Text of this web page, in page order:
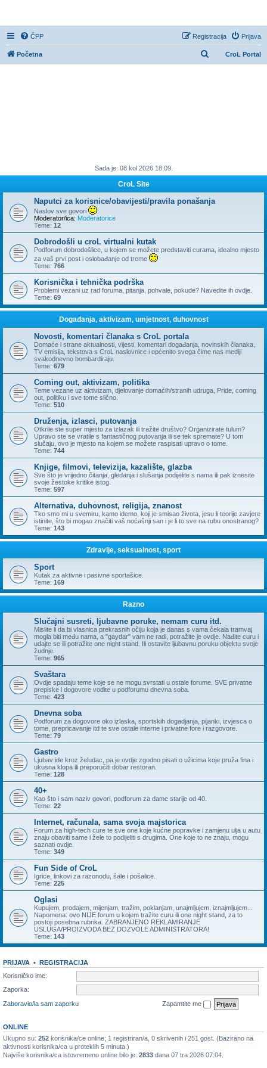
ČPP Prijava
Registracija
CroL Portal
Početna
Sada je: 08 kol 2026 18:09.
CroL Site
Naputci za korisnice/obavijesti/pravila ponašanja
Naslov sve govori
Moderator/ica: Moderatorice
Teme: 12
Dobrodošli u croL virtualni kutak
Podforum dobrodošlice, u kojem se možete predstaviti curama, idealno mjesto
za vaš prvi post i oslobađanje od treme
Teme: 766
Korisnička i tehnička podrška
Problemi vezani uz rad foruma, pitanja, pohvale, pokude? Navedite ih ovdje.
Teme: 69
Događanja, aktivizam, umjetnost, duhovnost
Novosti, komentari članaka s CroL portala
Domaće i strane aktualnosti, vijesti, komentari događanja, novinskih članaka,
TV emisija, tekstova s CroL naslovnice i općenito svega čime nas mediji
svakodnevno bombardiraju.
Teme: 679
Coming out, aktivizam, politika
Teme vezane uz aktivizam, djelovanje domaćih/stranih udruga, Pride, coming
out, politiku i sve tome slično.
Teme: 510
Druženja, izlasci, putovanja
Otkrile ste super mjesto za izlazak ili tražite društvo? Organizirate tulum?
Upravo ste se vratile s fantastičnog putovanja ili se tek spremate? U tom
slučaju, ovo je mjesto na kojem se možete raspisati upravo o tome.
Teme: 744
Knjige, filmovi, televizija, kazalište, glazba
Sve što je vrijedno čitanja, gledanja i slušanja podijelite s nama ili pak iznesite
svoje žestoke kritike istog.
Teme: 597
Alternativa, duhovnost, religija, znanost
Tko smo mi u svemiru, kamo idemo, koji je smisao života, jesu li teorije zavjere
istinite, što bi mogao značiti vaš noćašnji san i je li to sve na rubu onostranog?
Teme: 143
Zdravlje, seksualnost, sport
Sport
Kutak za aktivne i pasivne sportašice.
Teme: 169
Razno
Slučajni susreti, ljubavne poruke, nemam curu itd.
Mislite li da bi vlasnica prekrasnih očiju koja je danas s vama čekala tramvaj
mogla biti među nama, a "gaydar" vam ne radi, potražite je ovdje. Nađite curu i
udajte se ili potražite one night stand. Ili ostavite ljubavnu poruku objektu svoje
žudnje.
Teme: 965
Svaštara
Ovdje spadaju teme koje se ne mogu svrstati u ostale forume. SVE privatne
prepiske i dogovore vodite u podforumu dnevna soba.
Teme: 423
Dnevna soba
Podforum za dogovore oko izlaska, sportskih dogadjanja, pijanki, izvjesca o
tome, prepricavanje itd te sve ostale interne i privatne fore i razgovore.
Teme: 79
Gastro
Ljubav ide kroz želudac, pa je ovdje zgodno pisati o užicima koje pruža fina i
ukusna klopa ili preporučiti dobar restoran.
Teme: 128
40+
Kao što i sam naziv govori, podforum za dame starije od 40.
Teme: 22
Internet, računala, sama svoja majstorica
Forum za high-tech cure te sve one koje kućne popravke i zamjenu ulja u autu
znaju obaviti same i žele to podijeliti s drugima. One koje to ne znaju, mogu
saznati ovdje.
Teme: 349
Fun Side of CroL
Igrice, linkovi za razonodu, šale i pošalice.
Teme: 225
Oglasi
Kupujem, prodajem, mijenjam, tražim, poklanjam, unajmljujem, iznajmljujem...
Napomena: ovo NIJE forum u kojem tražite curu ili one night stand, za to
postoji posebna rubrika. ZABRANJENO REKLAMIRANJE
USLUGA/PROIZVODA BEZ DOZVOLE ADMINISTRATORA!
Teme: 143
PRIJAVA • REGISTRACIJA
Korisničko ime:
Zaporka:
Zaboravio/la sam zaporku
Zapamtite me
ONLINE
Ukupno su: 252 korisnika/ce online; 1 registriran/a, 0 skrivenih i 251 gost. (Bazirano na
aktivnosti korisnika/ca u proteklih 5 minuta.)
Najviše korisnika/ca istovremeno online bilo je: 2833 dana 07 tra 2026 07:04.